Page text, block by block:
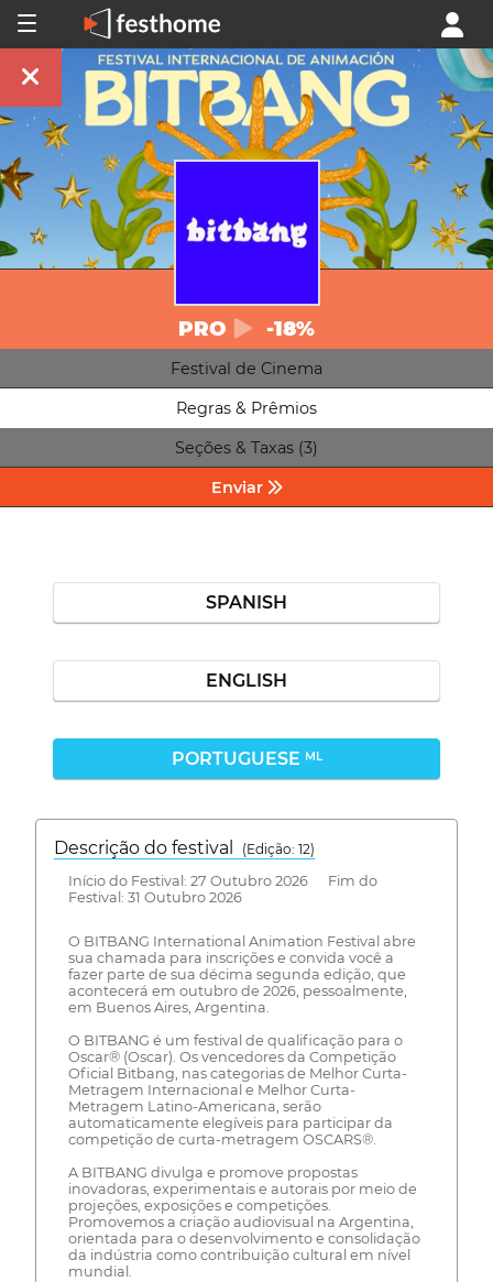
PRO -18%
Festival de Cinema
Regras & Prêmios
Seções & Taxas (3)
Enviar
SPANISH
ENGLISH
PORTUGUESE ML
Descrição do festival
(Edição: 12)
Início do Festival: 27 Outubro 2026 Fim do
Festival: 31 Outubro 2026
O BITBANG International Animation Festival abre
sua chamada para inscrições e convida você a
fazer parte de sua décima segunda edição, que
acontecerá em outubro de 2026, pessoalmente,
em Buenos Aires, Argentina.
O BITBANG é um festival de qualificação para o
Oscar® (Oscar). Os vencedores da Competição
Oficial Bitbang, nas categorias de Melhor Curta-
Metragem Internacional e Melhor Curta-
Metragem Latino-Americana, serão
automaticamente elegíveis para participar da
competição de curta-metragem OSCARS®.
A BITBANG divulga e promove propostas
inovadoras, experimentais e autorais por meio de
projeções, exposições e competições.
Promovemos a criação audiovisual na Argentina,
orientada para o desenvolvimento e consolidação
da indústria como contribuição cultural em nível
mundial.